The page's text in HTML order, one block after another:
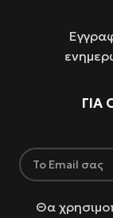
ΓΙΑ
Θα